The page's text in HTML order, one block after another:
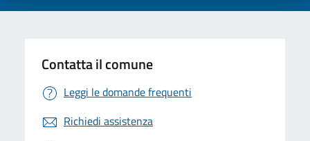
Contatta il comune
Leggi le domande frequenti
Richiedi assistenza